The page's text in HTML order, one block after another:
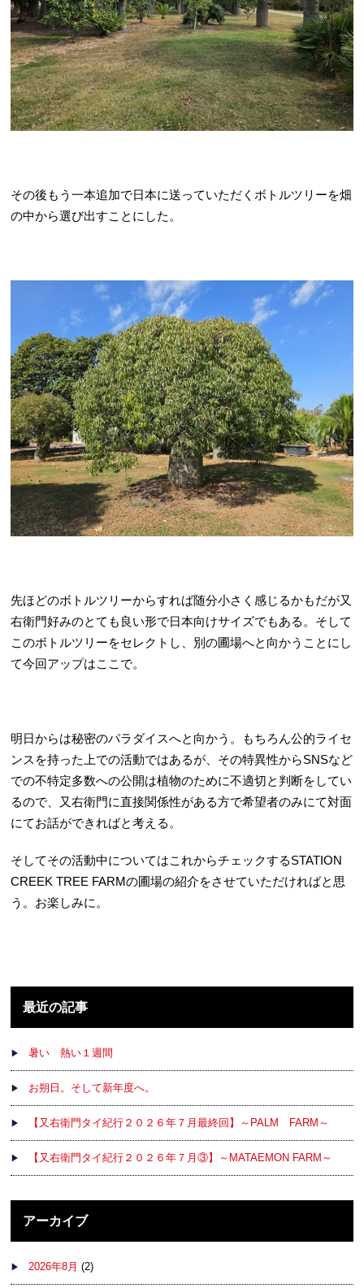
その後もう一本追加で日本に送っていただくボトルツリーを畑
の中から選び出すことにした。
先ほどのボトルツリーからすれば随分小さく感じるかもだが又
右衛門好みのとても良い形で日本向けサイズでもある。そして
このボトルツリーをセレクトし、別の圃場へと向かうことにし
て今回アップはここで。
明日からは秘密のパラダイスへと向かう。もちろん公的ライセ
ンスを持った上での活動ではあるが、その特異性からSNSなど
での不特定多数への公開は植物のために不適切と判断をしてい
るので、又右衛門に直接関係性がある方で希望者のみにて対面
にてお話ができればと考える。
そしてその活動中についてはこれからチェックするSTATION
CREEK TREE FARMの圃場の紹介をさせていただければと思
う。お楽しみに。
最近の記事
暑い 熱い１週間
お朔日。そして新年度へ。
【又右衛門タイ紀行２０２６年７月最終回】～PALM FARM～
【又右衛門タイ紀行２０２６年７月③】～MATAEMON FARM～
アーカイブ
2026年8月 (2)